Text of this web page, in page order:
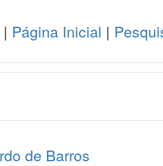
| Página Inicial |
de Barros